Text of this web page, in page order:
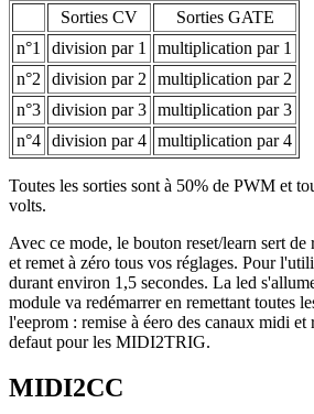
Sorties CV
Sorties GATE
n°1
division par 1
multiplication par 1
n°2
division par 2
multiplication par 2
n°3 division par 3 multiplication par 3
n°4 division par 4 multiplication par 4
Toutes les sorties sont à 50% de PWM et
volts.
Avec ce mode, le bouton reset/learn sert de
et remet à zéro tous vos réglages. Pour
durant environ 1,5 secondes. La led
module va redémarrer en remettant toutes
l'eeprom : remise à éero des canaux midi et
defaut pour les MIDI2TRIG.
MIDI2CC